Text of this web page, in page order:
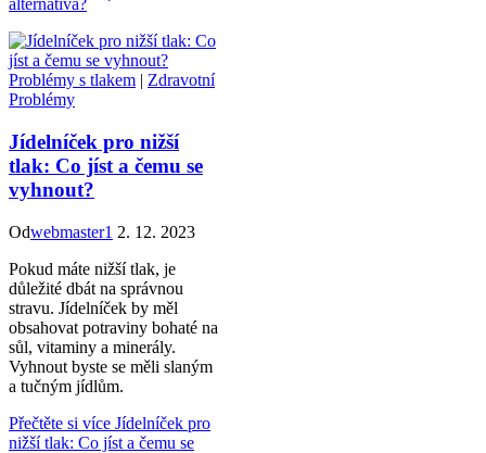
alternativa?
Problémy s tlakem | Zdravotní
Problémy
Jídelníček pro nižší
tlak: Co jíst a čemu se
vyhnout?
Odwebmaster1 2. 12. 2023
Pokud máte nižší tlak, je
důležité dbát na správnou
stravu. Jídelníček by měl
obsahovat potraviny bohaté na
sůl, vitaminy a minerály.
Vyhnout byste se měli slaným
a tučným jídlům.
Přečtěte si více Jídelníček pro
nižší tlak: Co jíst a čemu se